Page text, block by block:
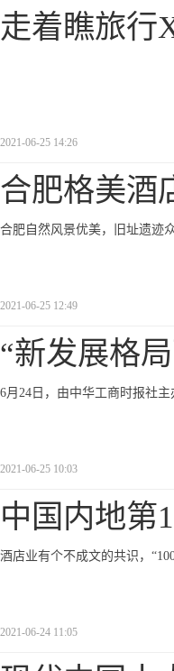
走着瞧旅行
2021-06-25 14:26
合肥格美酒
合肥自然风景优美，旧址遗迹
2021-06-25 12:49
“新发展格
6月24日，由中华工商时报社
2021-06-25 10:03
中国内地第
酒店业有个不成文的共识，
2021-06-24 11:05